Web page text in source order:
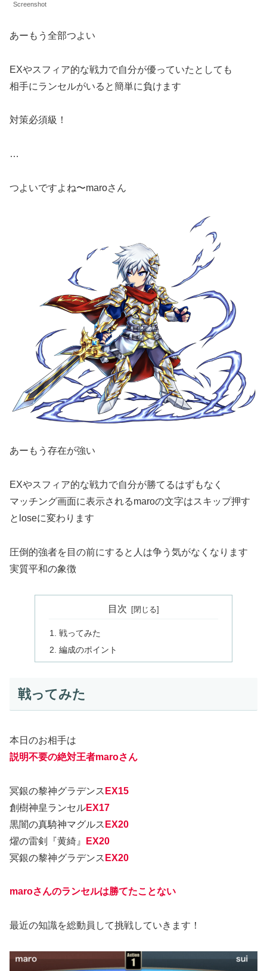
Screenshot
あーもう全部つよい
EXやスフィア的な戦力で自分が優っていたとしても
相手にランセルがいると簡単に負けます
対策必須級！
…
つよいですよね〜maroさん
あーもう存在が強い
EXやスフィア的な戦力で自分が勝てるはずもなく
マッチング画面に表示されるmaroの文字はスキップ押す
とloseに変わります
圧倒的強者を目の前にすると人は争う気がなくなります
実質平和の象徴
目次
戦ってみた
編成のポイント
戦ってみた
本日のお相手は
説明不要の絶対王者maroさん
冥銀の黎神グラデンス EX15
創樹神皇ランセルEX17
黒闇の真騎神マグルス EX20
燿の雷剣『黄綺』
EX20
冥銀の黎神グラデンス EX20
maroさんのランセルは勝てたことない
最近の知識を総動員して挑戦していきます！